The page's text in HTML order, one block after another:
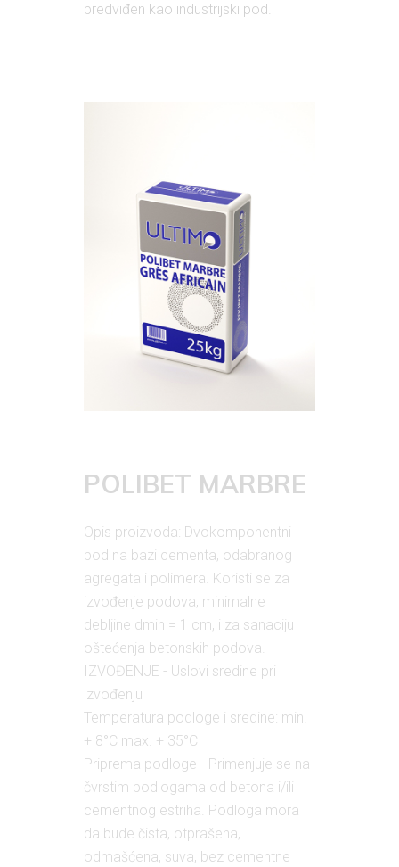
predviđen kao industrijski pod.
POLIBET MARBRE
Opis proizvoda: Dvokomponentni
pod na bazi cementa, odabranog
agregata i polimera. Koristi se za
izvođenje podova, minimalne
debljine dmin = 1 cm, i za sanaciju
oštećenja betonskih podova.
IZVOĐENJE - Uslovi sredine pri
izvođenju
Temperatura podloge i sredine: min.
+ 8°C max. + 35°C
Priprema podloge - Primenjuje se na
čvrstim podlogama od betona i/ili
cementnog estriha. Podloga mora
da bude čista, otprašena,
odmašćena, suva, bez cementne